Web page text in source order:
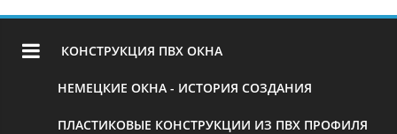
КОНСТРУКЦИЯ ПВХ ОКНА
НЕМЕЦКИЕ ОКНА - ИСТОРИЯ СОЗДАНИЯ
ПЛАСТИКОВЫЕ КОНСТРУКЦИИ ИЗ ПВХ ПРОФИЛЯ